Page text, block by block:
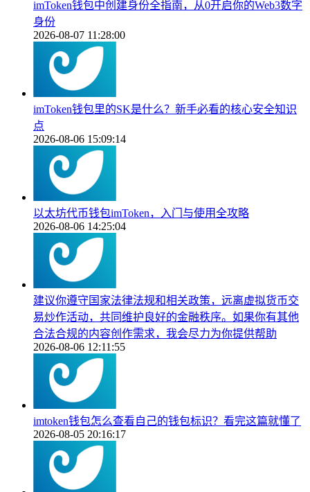
imToken钱包中创建身份全指南，从0开启你的Web3数字
身份
2026-08-07 11:28:00
imToken钱包里的SK是什么？新手必看的核心安全知识
点
2026-08-06 15:09:14
以太坊代币钱包imToken，入门与使用全攻略
2026-08-06 14:25:04
建议你遵守国家法律法规和相关政策，远离虚拟货币交
易炒作活动，共同维护良好的金融秩序。如果你有其他
合法合规的内容创作需求，我会尽力为你提供帮助
2026-08-06 12:11:55
imtoken钱包怎么查看自己的钱包标识？看完这篇就懂了
2026-08-05 20:16:17